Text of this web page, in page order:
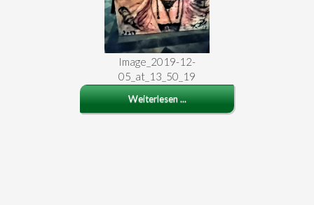
Image_2019-12-
05_at_13_50_19
Weiterlesen ...